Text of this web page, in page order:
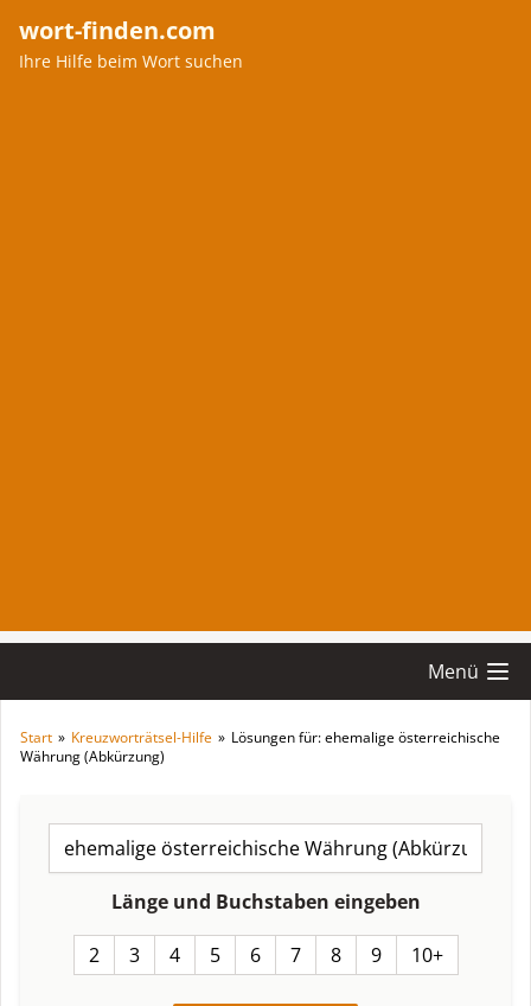
wort-finden.com
Ihre Hilfe beim Wort suchen
Menü
Start » Kreuzworträtsel-Hilfe » Lösungen für: ehemalige österreichische
Währung (Abkürzung)
Länge und Buchstaben eingeben
2 3 4 5 6 7 8 9 10+